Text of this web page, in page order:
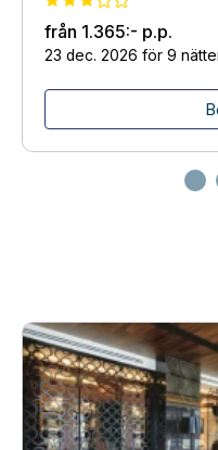
från 1.365:- p.p.
23 dec. 2026 för 9